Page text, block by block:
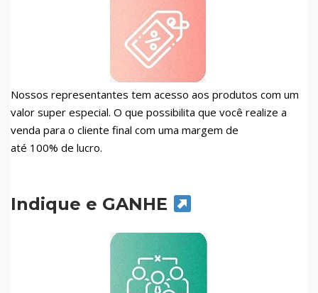
Nossos representantes tem acesso aos produtos com um
valor super especial. O que possibilita que você realize a
venda para o cliente final com uma margem de
até 100% de lucro.
Indique e GANHE